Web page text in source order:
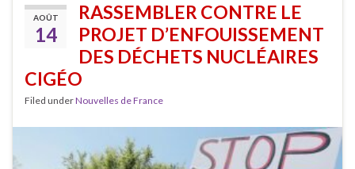
AOÛT
14
RASSEMBLER CONTRE LE
PROJET D’ENFOUISSEMENT
DES DÉCHETS NUCLÉAIRES
CIGÉO
Filed underNouvelles de France